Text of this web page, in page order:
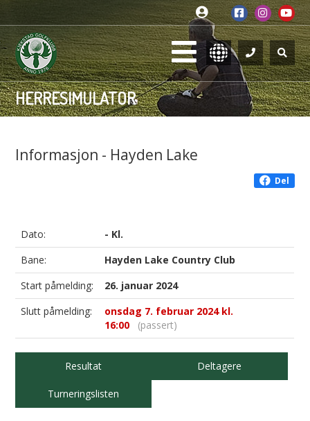
HERRESIMULATOR
Informasjon - Hayden Lake
Del
Dato:
- Kl.
Bane:
Hayden Lake Country Club
Start påmelding:
26. januar 2024
Slutt påmelding:
onsdag 7. februar 2024 kl.
16:00 (passert)
Resultat Deltagere
Turneringslisten